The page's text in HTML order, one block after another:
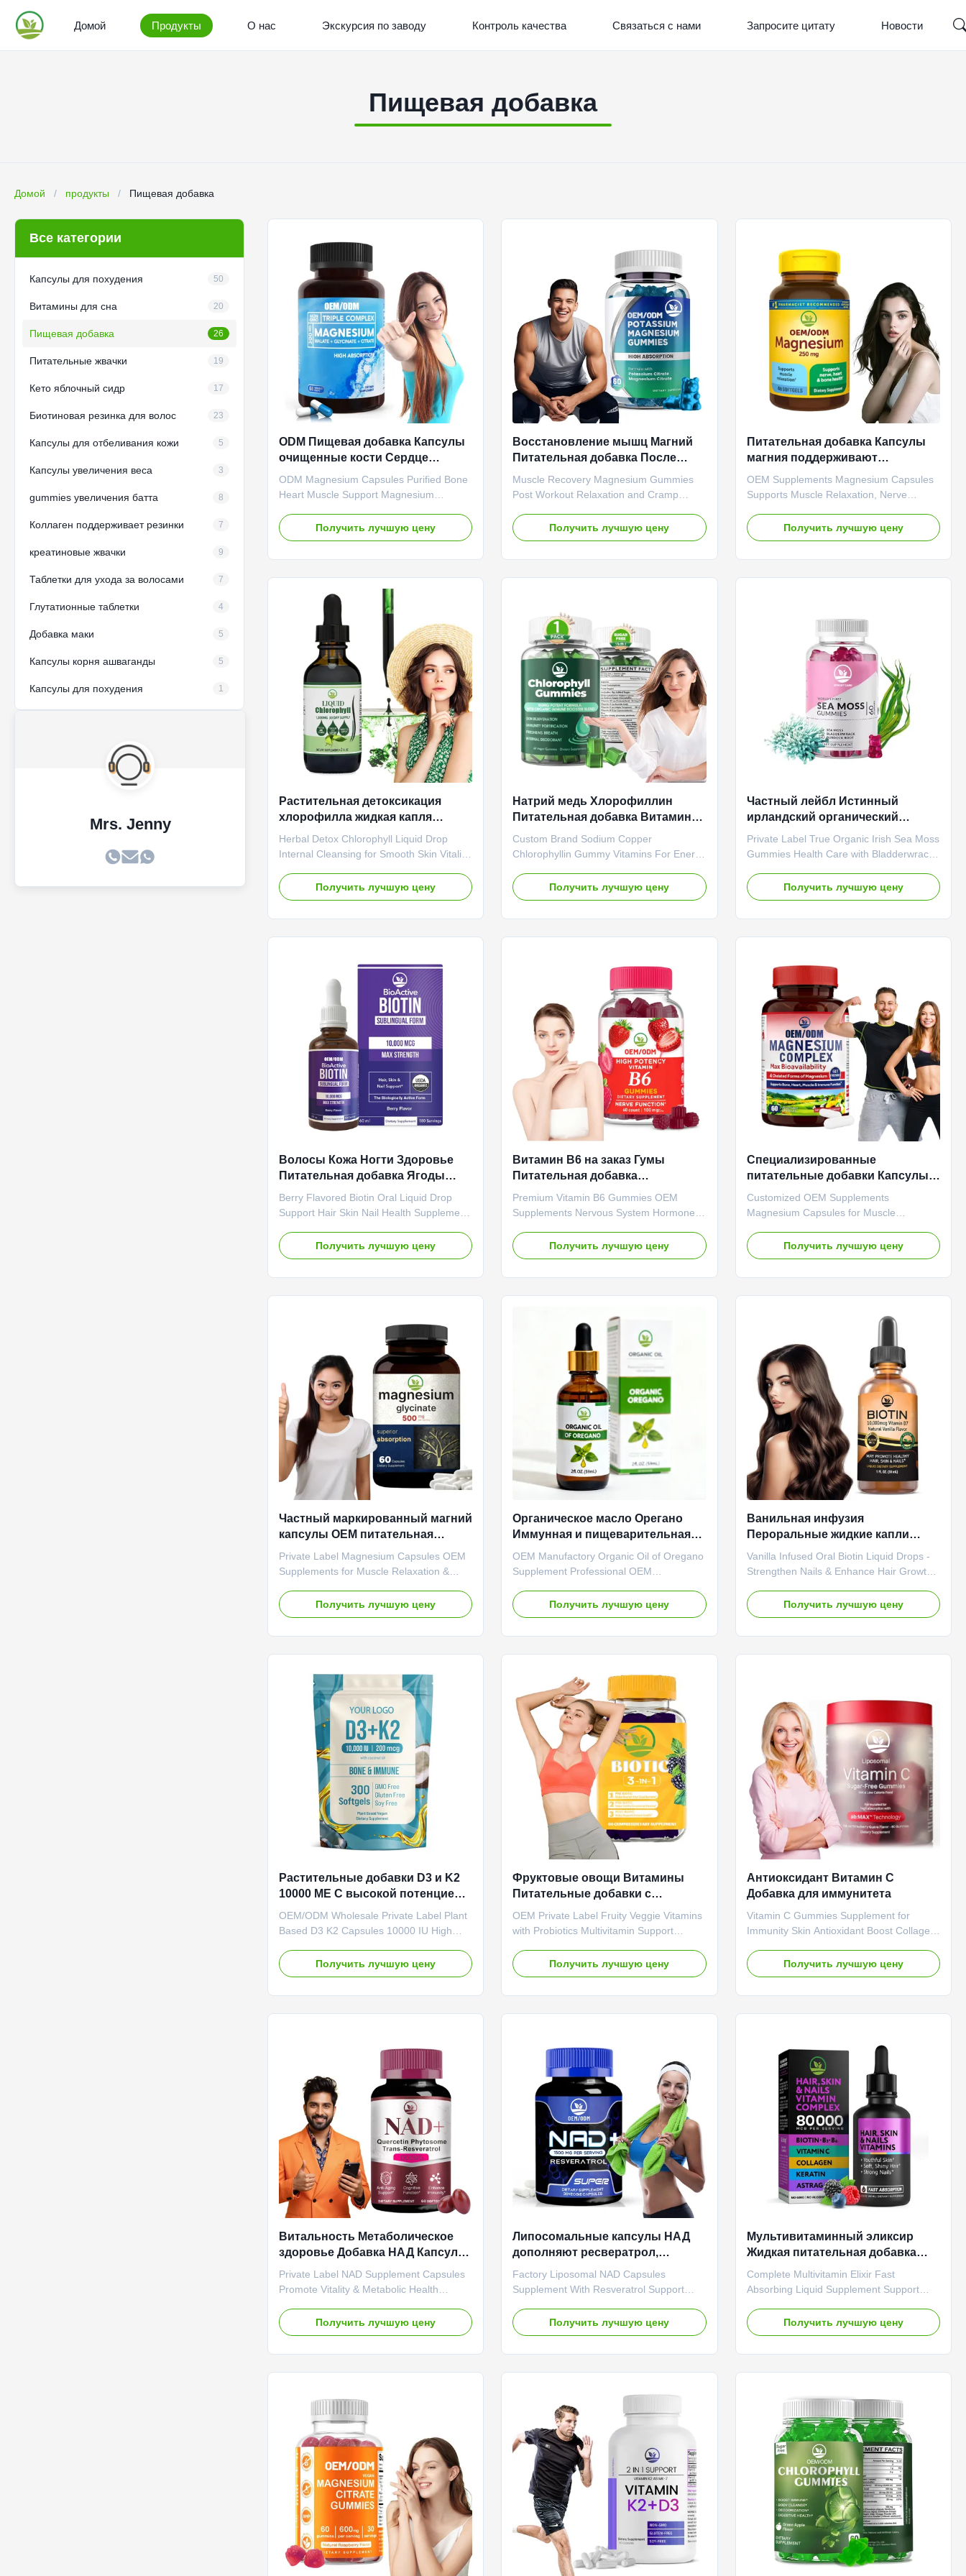
Домой Продукты О нас Экскурсия по заводу Контроль качества Связаться с нами Запросите цитату Новости
Пищевая добавка
Домой / продукты / Пищевая добавка
Все категории
Капсулы для похудения 50
Витамины для сна 20
Пищевая добавка 26
Питательные жвачки 19
Кето яблочный сидр 17
Биотиновая резинка для волос 23
Капсулы для отбеливания кожи 5
Капсулы увеличения веса 3
gummies увеличения батта 8
Коллаген поддерживает резинки 7
креатиновые жвачки 9
Таблетки для ухода за волосами 7
Глутатионные таблетки 4
Добавка маки 5
Капсулы корня ашваганды 5
Капсулы для похудения 1
Mrs. Jenny
ODM Пищевая добавка Капсулы
очищенные кости Сердце
Мышцы Поддержка Магний
ODM Magnesium Capsules Purified Bone
Heart Muscle Support Magnesium
potency magnesium capsules designed to
support muscle relaxation, nerve function,
Service OEM ODM Private Label Service
Product Name Magnesium Capsules Main
Ingredient Magnesium Main Function
Muscle Relaxation, Heart Health Shelf-Life
24 months Specification
Получить лучшую цену
Восстановление мышц Магний
Питательная добавка После
тренировки расслабление и
облегчение судорог
Muscle Recovery Magnesium Gummies
Post Workout Relaxation and Cramp
Magnesium Gummies provide a highly
absorbable form of magnesium to support
nerve transmission. Attribute Value
Service OEM ODM Private Label Service
Shipping Fee Need to be negotiated
Product Name Magnesium Gummies
Получить лучшую цену
Питательная добавка Капсулы
магния поддерживают
расслабление мышц Функции
нервов Здоровье сердца
OEM Supplements Magnesium Capsules
Supports Muscle Relaxation, Nerve
Specifications Attribute Value Service
OEM ODM Private Label Service Product
Premium Magnesium Capsules provide a
highly absorbable form of magnesium to
support optimal body function. Magnesium
Получить лучшую цену
Растительная детоксикация
хлорофилла жидкая капля
внутреннее очищение для
гладкой и жизнеспособной кожи
Herbal Detox Chlorophyll Liquid Drop
Internal Cleansing for Smooth Skin Vitality
Chlorophyll Liquid Drop provides
comprehensive internal cleansing support
negotiated Product Name Chlorophyll
Drop Main Ingredient Chlorophyll Main
Function Immune Support, Health Care
Shelf-Life 24 months Specification
Получить лучшую цену
Натрий медь Хлорофиллин
Питательная добавка Витамины
для повышения энергии
Custom Brand Sodium Copper
Chlorophyllin Gummy Vitamins For Energy
Value Service OEM ODM Private Label
Service Shipping Fee Need to be
60 Gummies / Bottle Or Customized
Chlorophyllin Gummy Vitamins: Immune
Support & Energy Booster The Power of
Chlorophyll: Nature's Detox & Energy
Booster
Получить лучшую цену
Частный лейбл Истинный
ирландский органический
морской мёд Гумы
Здравоохранение с мочевым
Private Label True Organic Irish Sea Moss
Gummies Health Care with Bladderwrack
Organic Irish Sea Moss Gummies with
Bladderwrack offer a delicious and
Private Label Service Shipping Fee Need
to be negotiated Product Name Sea Moss
Gummies Main Ingredient Sea Moss Main
Function Immune
Получить лучшую цену
Волосы Кожа Ногти Здоровье
Питательная добавка Ягоды
Ароматизированный биотин
Оральная жидкая капля
Berry Flavored Biotin Oral Liquid Drop
Support Hair Skin Nail Health Supplement
Oral Liquid Drop is a comprehensive
health supplement designed to support
Main Ingredient Chlorophyll Main Function
Immune Support, Health Care Shelf Life
Получить лучшую цену
Витамин B6 на заказ Гумы
Питательная добавка
Гормональный баланс нервной
системы
Premium Vitamin B6 Gummies OEM
Supplements Nervous System Hormone
Vitamin B6 Gummies OEM Supplements
designed to support nervous system
negotiated Product Name Vitamin B6
Gummies Main Ingredient Vitamin B6
Main Function Nervous System Hormone
Balance Shelf-Life 24 months
Specification 60 Gummies / Bottle Or
Customized Product Description
Получить лучшую цену
Специализированные
питательные добавки Капсулы
магния для расслабления мышц
и нервной функции
Customized OEM Supplements
Magnesium Capsules for Muscle
Overview Our high-potency magnesium
capsules support muscle relaxation, nerve
mental fatigue by regulating cortisol levels
Product Specifications Attribute Value
Service OEM ODM Private Label Service
Product Name Magnesium
Получить лучшую цену
Частный маркированный магний
капсулы OEM питательная
добавка для расслабления
мышц здоровье сердца
Private Label Magnesium Capsules OEM
Supplements for Muscle Relaxation &
High-quality magnesium capsules
designed to support muscle relaxation,
Service OEM ODM Private Label Service
Shipping Fee Need to be negotiated
Product Name Magnesium Capsules Main
Ingredient Magnesium Main Function
Muscle Relaxation, Heart Health
Получить лучшую цену
Органическое масло Орегано
Иммунная и пищеварительная
поддержка 2 Fl. Oz 59mL
OEM Manufactory Organic Oil of Oregano
Supplement Professional OEM
supplements designed to support immune
function and digestive health. Available in
Label Service Shipping Fee Need to be
negotiated Product Name Oregano Oil
Liquid Drop Main Ingredient Oregano Oil
Main Function Immune Support Shelf-Life
24 months Specification
Получить лучшую цену
Ванильная инфузия
Пероральные жидкие капли
биотина укрепляют ногти
улучшают рост волос
Vanilla Infused Oral Biotin Liquid Drops -
Strengthen Nails & Enhance Hair Growth
vanilla-flavored biotin oral liquid
formulated with natural vanilla extracts
Fee Need to be negotiated Product Name
Chlorophyll Drop Main Ingredient
Chlorophyll
Получить лучшую цену
Растительные добавки D3 и K2
10000 МЕ С высокой потенцией
Витамин D с кокосовым маслом
OEM/ODM Wholesale Private Label Plant
Based D3 K2 Capsules 10000 IU High
Free Gluten Free Vegan Softgels
OEM/ODM Wholesale Private Label Plant
Service Shipping Fee Need to be
negotiated Product Name D3 K2 Softgels
Main Ingredient Vitamin D3 K2 Main
Function Bone and Immune Health
Support
Получить лучшую цену
Фруктовые овощи Витамины
Питательные добавки с
пробиотиками Мультивитамины
OEM Private Label Fruity Veggie Vitamins
with Probiotics Multivitamin Support
Gummies Product Overview OEM Private
Label Fruity Veggie Vitamins with
Need to be negotiated Product Name
Biotic Gummies Main Ingredient Sodium
Main Function Immune System Support
Shelf-Life 18 months Specification 60
Получить лучшую цену
Антиоксидант Витамин С
Добавка для иммунитета
Vitamin C Gummies Supplement for
Immunity Skin Antioxidant Boost Collagen
gummies designed to strengthen immune
function, support skin health, boost
Shipping Fee Need to be negotiated
Product Name Vitamin C Gummies Main
Ingredient Vitamin C Main Function
Strengthens immune Shelf-Life 18
Получить лучшую цену
Витальность Метаболическое
здоровье Добавка НАД Капсулы
Частный ярлык
Private Label NAD Supplement Capsules
Promote Vitality & Metabolic Health
Supplement Capsules designed to support
cellular health, stamina, and healthy aging
Shelf Life 24 months Specification 60
Caps / Bottle or Customized Product
Benefits CELLULAR RENEWAL:
Получить лучшую цену
Липосомальные капсулы НАД
дополняют ресвератрол,
поддерживают старение
клеточного здоровья и
Factory Liposomal NAD Capsules
Supplement With Resveratrol Support
Overview Premium NAD+ Capsules
featuring a potent 1500mg dose per
capsules—a full 45-day supply of this
advanced anti-aging supplement. Product
Specifications Attribute Value Service
OEM ODM Private Label Service Product
Name NAD Capsules Main Ingredient
Получить лучшую цену
Мультивитаминный эликсир
Жидкая питательная добавка
Поддержка быстрого
всасывания Общее здоровье
Complete Multivitamin Elixir Fast
Absorbing Liquid Supplement Support
Overview Complete Multivitamin Elixir Fast
Absorbing Liquid Supplement - Support
Support, Health Care Shelf-Life 24 months
Specification 60 ml / Bottle Or Customized
Detox Chlorophyll
Получить лучшую цену